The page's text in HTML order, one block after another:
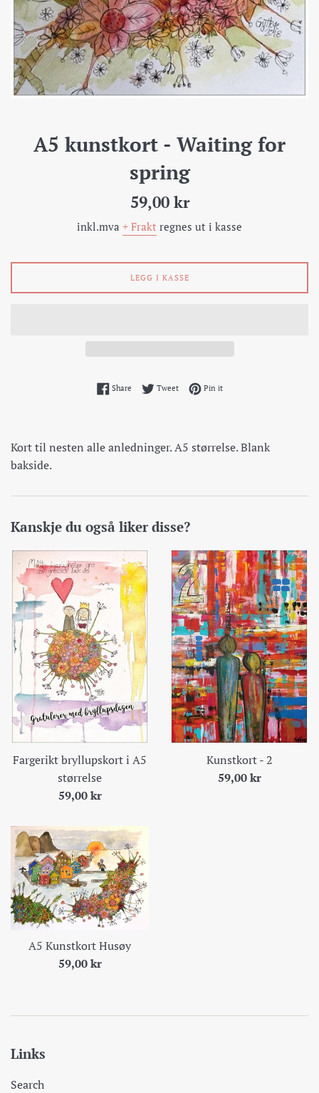
A5 kunstkort - Waiting for
spring
Pris
59,00 kr
inkl.mva + Frakt regnes ut i kasse
LEGG I KASSE
ShareShare on Facebook
TweetTweet on Twitter
Pin itPin on Pinterest
Kort til nesten alle anledninger. A5 størrelse. Blank
bakside.
Kanskje du også liker disse?
Fargerikt bryllupskort i A5
størrelse
Pris
59,00 kr
Kunstkort - 2
Pris
59,00 kr
A5 Kunstkort Husøy
Pris
59,00 kr
Links
Search